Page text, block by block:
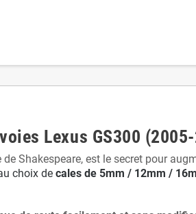
Lexus GS300
Shakespeare, est le secret pour
choix de cales de 5mm / 12mm /